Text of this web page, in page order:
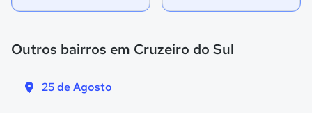
Outros bairros em Cruzeiro do Sul
25 de Agosto